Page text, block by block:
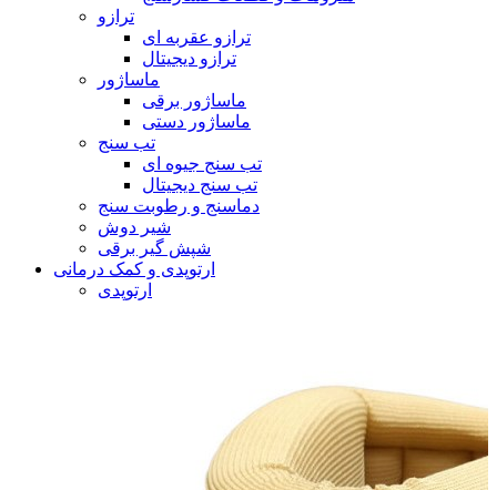
ترازو
ترازو عقربه ای
ترازو دیجیتال
ماساژور
ماساژور برقی
ماساژور دستی
تب سنج
تب سنج جیوه ای
تب سنج دیجیتال
دماسنج و رطوبت سنج
شیر دوش
شپش گیر برقی
ارتوپدی و کمک درمانی
ارتوپدی